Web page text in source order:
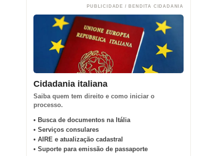
PUBLICIDADE / BENDITA CIDADANIA
Cidadania italiana
Saiba quem tem direito e como iniciar o
processo.
• Busca de documentos na Itália
• Serviços consulares
• AIRE e atualização cadastral
• Suporte para emissão de passaporte